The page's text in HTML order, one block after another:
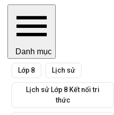
Danh mục
Lớp 8 Lịch sử
Lịch sử Lớp 8 Kết nối tri
thức